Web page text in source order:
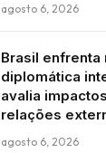
agosto 6, 2026
Brasil enfrenta
diplomática
avalia
relações
agosto 6, 2026